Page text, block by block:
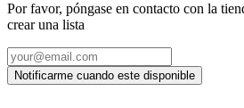
Por favor, póngase en contacto con la
crear una lista